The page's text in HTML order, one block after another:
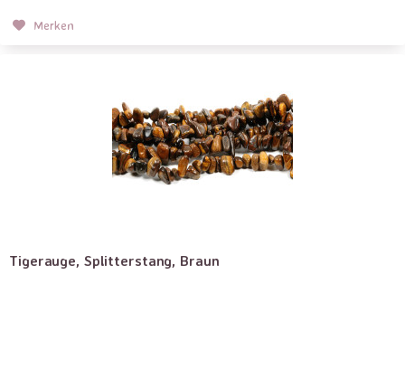
Merken
Tigerauge, Splitterstang, Braun